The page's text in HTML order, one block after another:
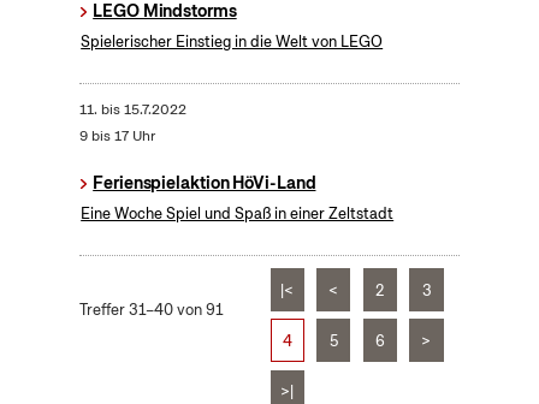
LEGO Mindstorms
Spielerischer Einstieg in die Welt von LEGO
11. bis15.7.2022
9 bis 17 Uhr
Ferienspielaktion HöVi-Land
Eine Woche Spiel und Spaß in einer Zeltstadt
Treffer 31–40 von 91
|< < 2 3
4 5 6 >
>|